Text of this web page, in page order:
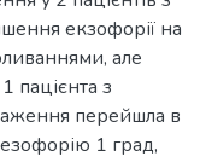
екзофорії на
але
пацієнта з
перейшла в
1 град,